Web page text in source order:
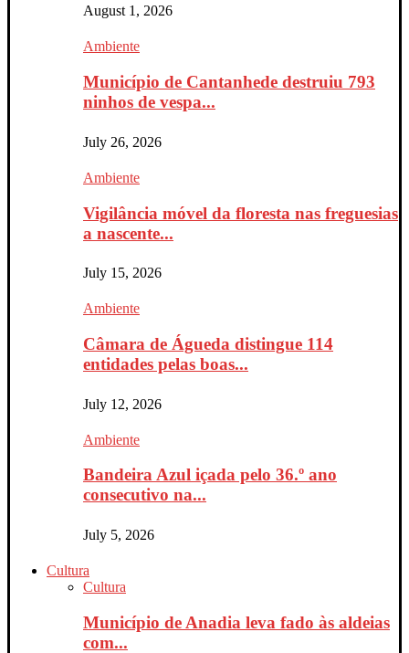
August 1, 2026
Ambiente
Município de Cantanhede destruiu 793
ninhos de vespa...
July 26, 2026
Ambiente
Vigilância móvel da floresta nas freguesias
a nascente...
July 15, 2026
Ambiente
Câmara de Águeda distingue 114
entidades pelas boas...
July 12, 2026
Ambiente
Bandeira Azul içada pelo 36.º ano
consecutivo na...
July 5, 2026
Cultura
Cultura
Município de Anadia leva fado às aldeias
com...